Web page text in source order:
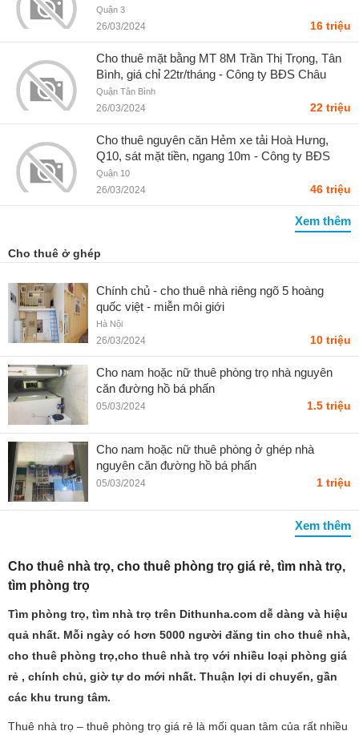
Châu Long
Quận 3
26/03/2024 16 triệu
Cho thuê mặt bằng MT 8M Trần Thị Trọng, Tân
Bình, giá chỉ 22tr/tháng - Công ty BĐS Châu
Long
Quận Tân Bình
26/03/2024 22 triệu
Cho thuê nguyên căn Hẻm xe tải Hoà Hưng,
Q10, sát mặt tiền, ngang 10m - Công ty BĐS
Châu Long
Quận 10
26/03/2024 46 triệu
Xem thêm
Cho thuê ở ghép
Chính chủ - cho thuê nhà riêng ngõ 5 hoàng
quốc việt - miễn môi giới
Hà Nội
26/03/2024 10 triệu
Cho nam hoặc nữ thuê phòng trọ nhà nguyên
căn đường hồ bá phấn
05/03/2024 1.5 triệu
Cho nam hoặc nữ thuê phòng ở ghép nhà
nguyên căn đường hồ bá phấn
05/03/2024 1 triệu
Xem thêm
Cho thuê nhà trọ, cho thuê phòng trọ giá rẻ, tìm nhà trọ,
tìm phòng trọ
Tìm phòng trọ, tìm nhà trọ trên Dithunha.com dễ dàng và hiệu
quả nhất. Mỗi ngày có hơn 5000 người đăng tin cho thuê nhà,
cho thuê phòng trọ,cho thuê nhà trọ với nhiều loại phòng giá
rẻ , chính chủ, giờ tự do mới nhất. Thuận lợi di chuyển, gần
các khu trung tâm.
Thuê nhà trọ – thuê phòng trọ giá rẻ là mối quan tâm của rất nhiều